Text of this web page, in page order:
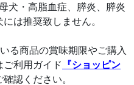
犬・高脂血症、膵炎、膵炎
は推奨致しません。
る商品の賞味期限やご購入
ご利用ガイド
『ショッピン
確認ください。